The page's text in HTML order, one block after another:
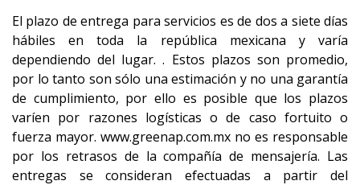
El plazo de entrega para servicios es de dos a siete días
hábiles en toda la república mexicana y varía
dependiendo del lugar. . Estos plazos son promedio,
por lo tanto son sólo una estimación y no una garantía
de cumplimiento, por ello es posible que los plazos
varíen por razones logísticas o de caso fortuito o
fuerza mayor. www.greenap.com.mx no es responsable
por los retrasos de la compañía de mensajería. Las
entregas se consideran efectuadas a partir del